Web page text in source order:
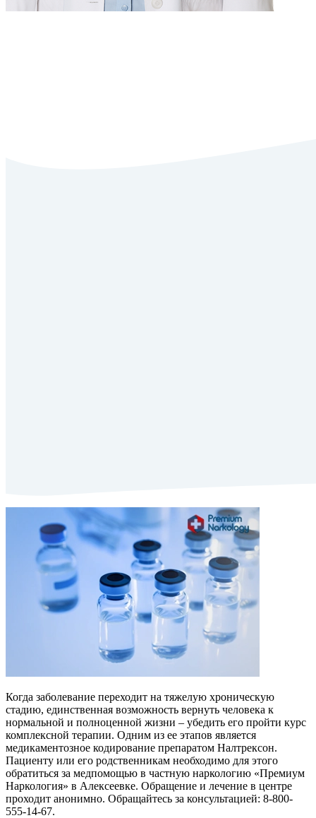
Когда заболевание переходит на тяжелую хроническую
стадию, единственная возможность вернуть человека к
нормальной и полноценной жизни – убедить его пройти курс
комплексной терапии. Одним из ее этапов является
медикаментозное кодирование препаратом Налтрексон.
Пациенту или его родственникам необходимо для этого
обратиться за медпомощью в частную наркологию «Премиум
Наркология» в Алексеевке. Обращение и лечение в центре
проходит анонимно. Обращайтесь за консультацией: 8-800-
555-14-67.